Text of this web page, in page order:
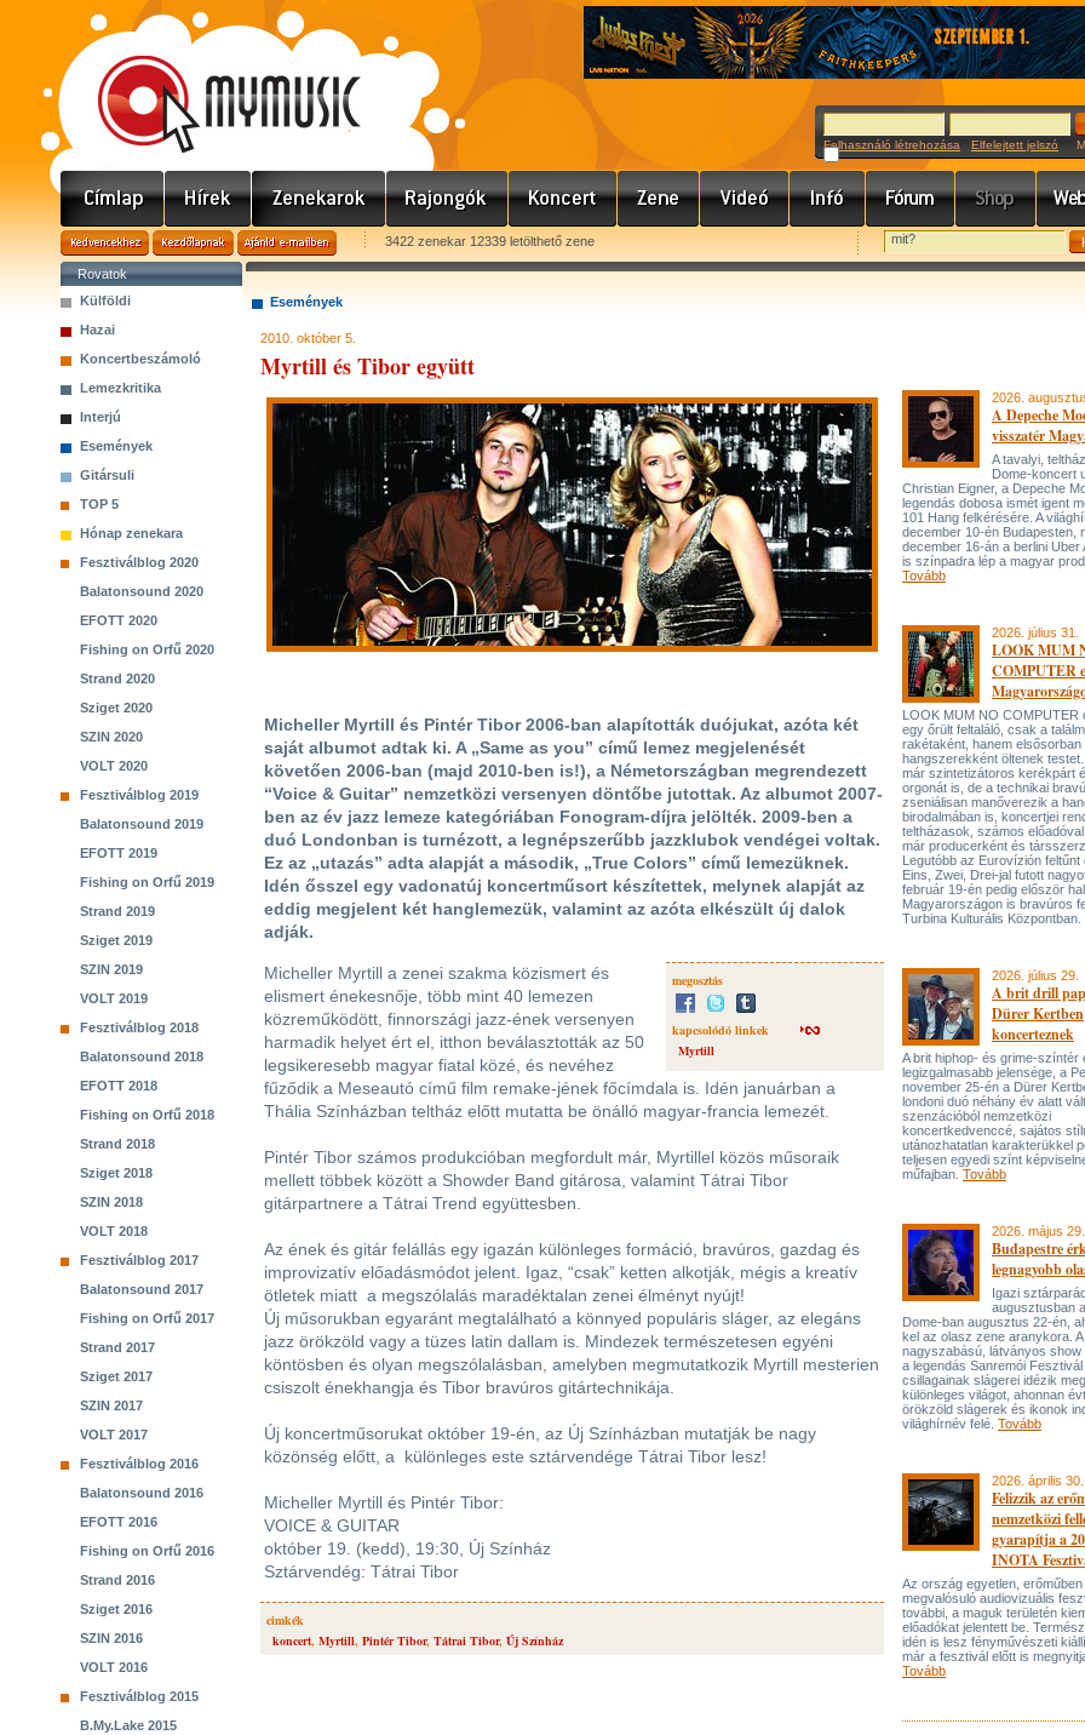
Felhasználó létrehozása Elfelejtett jelszó
3422 zenekar 12339 letölthető zene
Rovatok
Külföldi
Hazai
Koncertbeszámoló
Lemezkritika
Interjú
Események
Gitársuli
TOP 5
Hónap zenekara
Fesztiválblog 2020
Balatonsound 2020
EFOTT 2020
Fishing on Orfű 2020
Strand 2020
Sziget 2020
SZIN 2020
VOLT 2020
Fesztiválblog 2019
Balatonsound 2019
EFOTT 2019
Fishing on Orfű 2019
Strand 2019
Sziget 2019
SZIN 2019
VOLT 2019
Fesztiválblog 2018
Balatonsound 2018
EFOTT 2018
Fishing on Orfű 2018
Strand 2018
Sziget 2018
SZIN 2018
VOLT 2018
Fesztiválblog 2017
Balatonsound 2017
Fishing on Orfű 2017
Strand 2017
Sziget 2017
SZIN 2017
VOLT 2017
Fesztiválblog 2016
Balatonsound 2016
EFOTT 2016
Fishing on Orfű 2016
Strand 2016
Sziget 2016
SZIN 2016
VOLT 2016
Fesztiválblog 2015
B.My.Lake 2015
Események
2010. október 5.
Myrtill és Tibor együtt
Micheller Myrtill és Pintér Tibor 2006-ban alapították duójukat, azóta két
saját albumot adtak ki. A „Same as you” című lemez megjelenését
követően 2006-ban (majd 2010-ben is!), a Németországban megrendezett
“Voice & Guitar” nemzetközi versenyen döntőbe jutottak. Az albumot 2007-
ben az év jazz lemeze kategóriában Fonogram-díjra jelölték. 2009-ben a
duó Londonban is turnézott, a legnépszerűbb jazzklubok vendégei voltak.
Ez az „utazás” adta alapját a második, „True Colors” című lemezüknek.
Idén ősszel egy vadonatúj koncertműsort készítettek, melynek alapját az
eddig megjelent két hanglemezük, valamint az azóta elkészült új dalok
adják.
megosztás
kapcsolódó linkek
Myrtill
Micheller Myrtill a zenei szakma közismert és
elismert énekesnője, több mint 40 lemezen
közreműködött, finnországi jazz-ének versenyen
harmadik helyet ért el, itthon beválasztották az 50
legsikeresebb magyar fiatal közé, és nevéhez
fűződik a Meseautó című film remake-jének főcímdala is. Idén januárban a
Thália Színházban teltház előtt mutatta be önálló magyar-francia lemezét.
Pintér Tibor számos produkcióban megfordult már, Myrtillel közös műsoraik
mellett többek között a Showder Band gitárosa, valamint Tátrai Tibor
gitárpartnere a Tátrai Trend együttesben.
Az ének és gitár felállás egy igazán különleges formáció, bravúros, gazdag és
improvizatív előadásmódot jelent. Igaz, “csak” ketten alkotják, mégis a kreatív
ötletek miatt a megszólalás maradéktalan zenei élményt nyújt!
Új műsorukban egyaránt megtalálható a könnyed populáris sláger, az elegáns
jazz örökzöld vagy a tüzes latin dallam is. Mindezek természetesen egyéni
köntösben és olyan megszólalásban, amelyben megmutatkozik Myrtill mesterien
csiszolt énekhangja és Tibor bravúros gitártechnikája.
Új koncertműsorukat október 19-én, az Új Színházban mutatják be nagy
közönség előtt, a különleges este sztárvendége Tátrai Tibor lesz!
Micheller Myrtill és Pintér Tibor:
VOICE & GUITAR
október 19. (kedd), 19:30, Új Színház
Sztárvendég: Tátrai Tibor
cimkék
koncert, Myrtill, Pintér Tibor, Tátrai Tibor, Új Színház
2026.
A Depeche
visszatér
A tavalyi,
Dome-koncert
Christian Eigner, a Depeche
legendás dobosa ismét igent
101 Hang felkérésére. A
december 10-én Budapesten,
december 16-án a berlini Uber
is színpadra lép a magyar
Tovább
2026. július 31.
LOOK MUM
COMPUTER
LOOK MUM NO COMPUTER
egy őrült feltaláló, csak a
rakétaként, hanem elsősorban
hangszerekként öltenek
már szintetizátoros kerékpárt
orgonát is, de a technikai
zseniálisan manőverezik a
birodalmában is, koncertjei
teltházasok, számos
már producerként és
Legutóbb az Eurovízión feltűnt
Eins, Zwei, Drei-jal futott
február 19-én pedig először
Magyarországon is bravúros
Turbina Kulturális Központban.
2026. július 29.
A brit drill
Dürer Kertben
koncerteznek
A brit hiphop- és grime-színtér
legizgalmasabb jelensége, a
november 25-én a Dürer
londoni duó néhány év alatt
szenzációból nemzetközi
koncertkedvenccé, sajátos
utánozhatatlan karakterükkel
teljesen egyedi színt
műfajban. Tovább
2026. május 29.
Budapestre
legnagyobb
Igazi
augusztusban
Dome-ban augusztus 22-én,
kel az olasz zene aranykora. A
nagyszabású, látványos show
a legendás Sanremói Fesztivál
csillagainak slágerei idézik
különleges világot, ahonnan
örökzöld slágerek és ikonok
világhírnév felé. Tovább
2026. április 30.
Felizzik az
nemzetközi
gyarapítja a
INOTA
Az ország egyetlen, erőműben
megvalósuló audiovizuális
további, a maguk területén
előadókat jelentett be.
idén is lesz fényművészeti
már a fesztivál előtt is
Tovább